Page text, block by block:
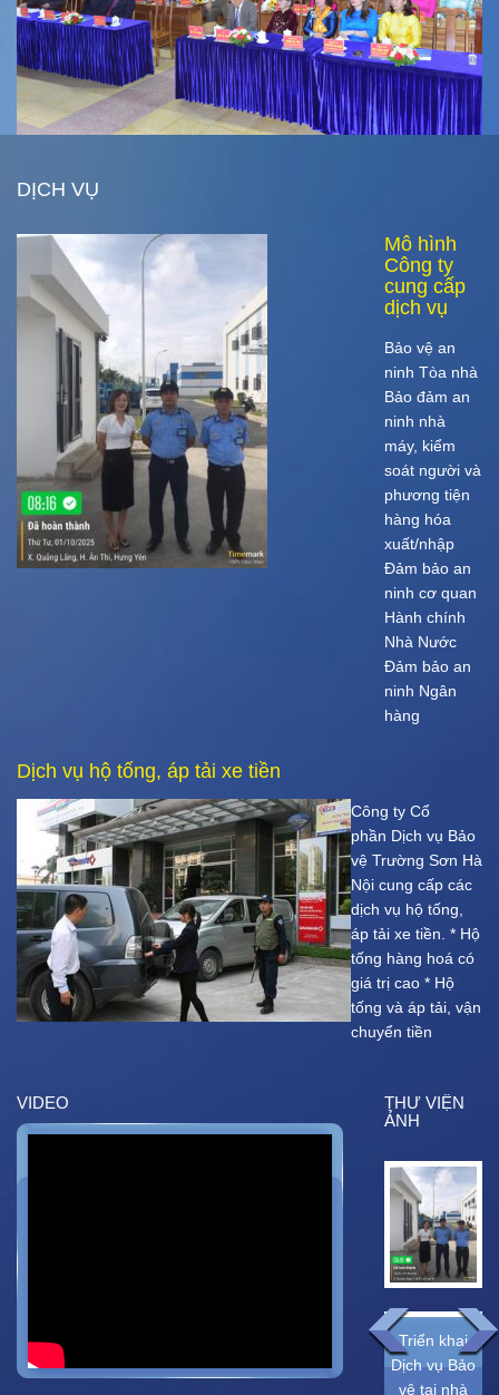
DỊCH VỤ
Mô hình
Công ty
cung cấp
dịch vụ
Bảo vệ an
ninh Tòa nhà
Bảo đảm an
ninh nhà
máy, kiểm
soát người và
phương tiện
hàng hóa
xuất/nhập
Đảm bảo an
ninh cơ quan
Hành chính
Nhà Nước
Đảm bảo an
ninh Ngân
hàng
Dịch vụ hộ tống, áp tải xe tiền
Công ty Cổ
phần Dịch vụ Bảo
vệ Trường Sơn Hà
Nội cung cấp các
dịch vụ hộ tống,
áp tải xe tiền. * Hộ
tống hàng hoá có
giá trị cao * Hộ
tống và áp tải, vận
chuyển tiền
VIDEO
THƯ VIỆN
ẢNH
dịch vụ bảo
DỊCH VỤ
Triển khai
Dịch vụ Bảo
vệ tại nhà